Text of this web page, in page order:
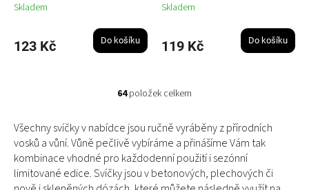
Skladem
123 Kč Do košíku
Skladem
119 Kč Do košíku
O
l
á
d
a
c
64položek celkem
Všechny svíčky v nabídce jsou ručně vyráběny z přírodních
vosků a vůní. Vůně pečlivě vybíráme a přinášíme Vám tak
kombinace vhodné pro každodenní použití i sezónní
limitované edice. Svíčky jsou v betonových, plechových či